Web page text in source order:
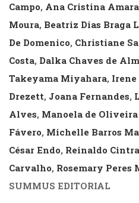
Campo, Ana Cristina
Moura, Beatriz Dias Braga
De Domenico, Christiane
Costa, Dalka Chaves de
Takeyama Miyahara,
Drezett, Joana Fernandes,
Alves, Manoela de
Fávero, Michelle Barros
César Endo, Reinaldo
Carvalho, Rosemary Peres
SUMMUS EDITORIAL